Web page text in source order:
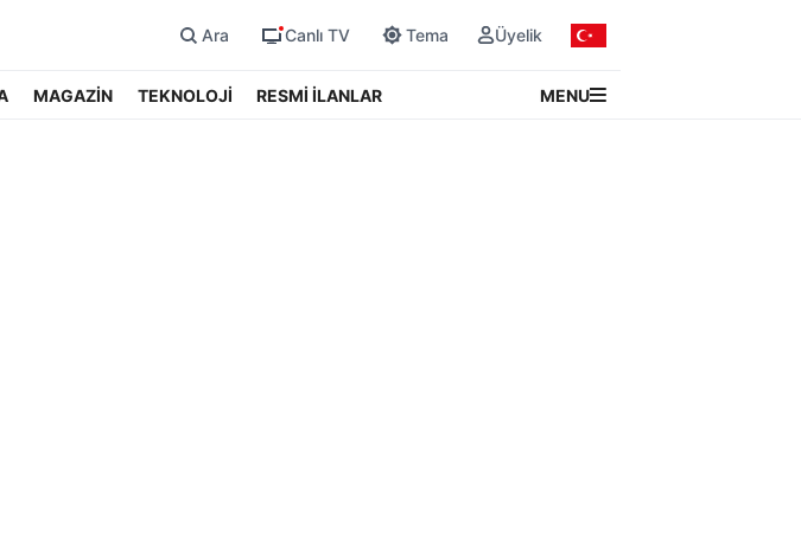
Ara Canlı TV Tema Üyelik
MAGAZİN TEKNOLOJİ RESMİ İLANLAR MENU